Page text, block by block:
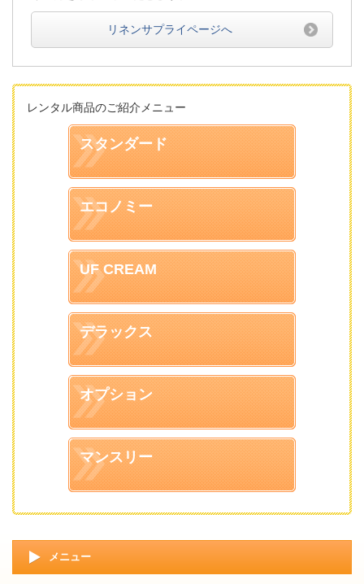
リネンサプライページへ
レンタル商品のご紹介メニュー
スタンダード
エコノミー
UF CREAM
デラックス
オプション
マンスリー
メニュー